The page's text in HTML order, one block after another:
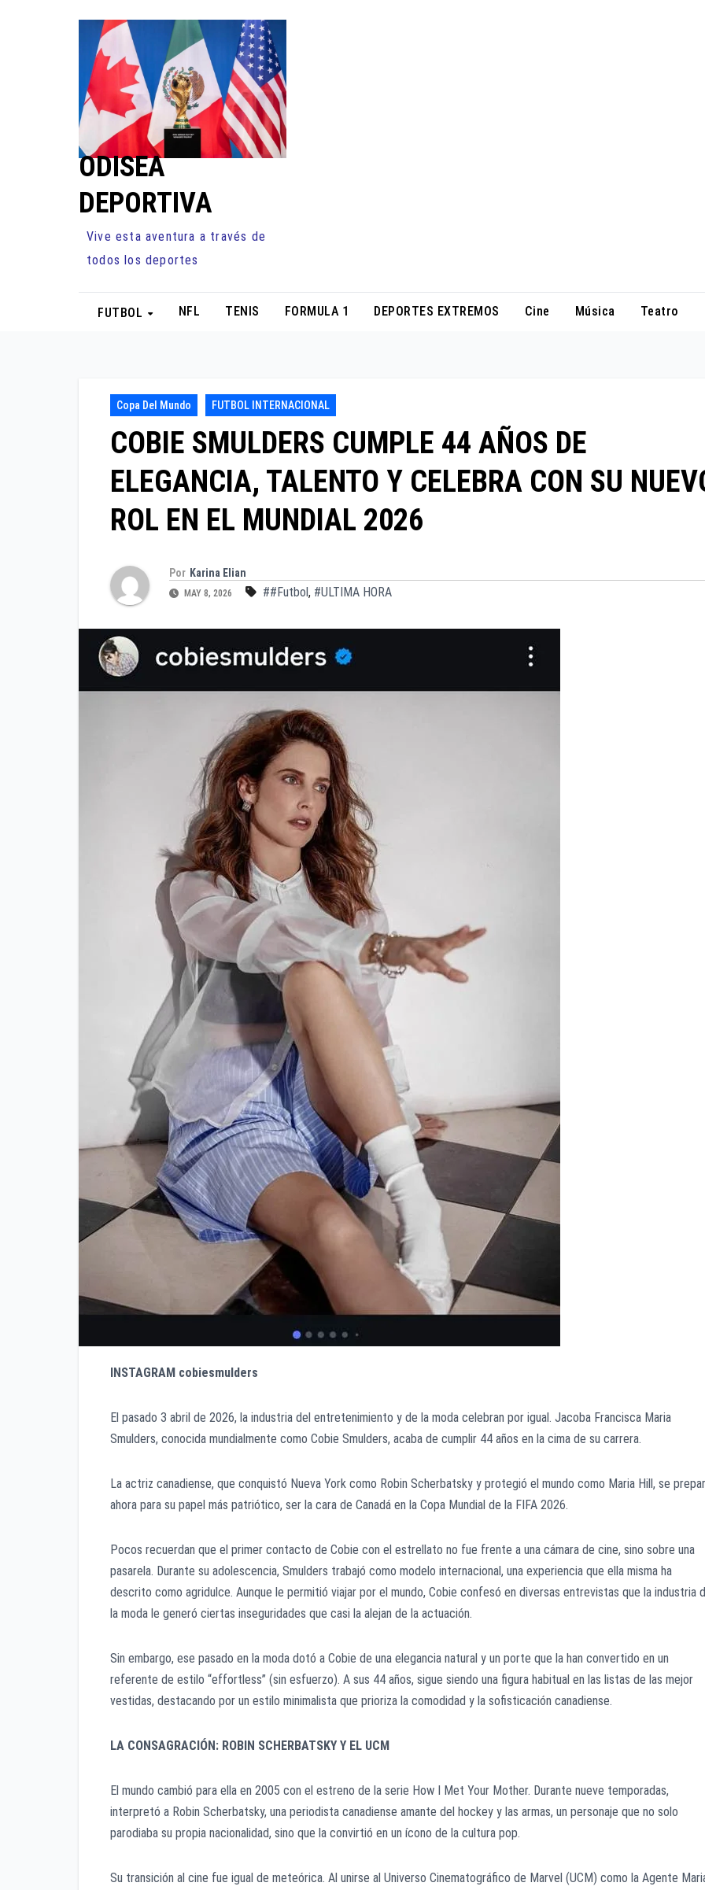
ODISEA
DEPORTIVA
Vive esta aventura a través de
todos los deportes
FUTBOL NFL TENIS FORMULA 1 DEPORTES EXTREMOS Cine Música Teatro
Copa Del Mundo FUTBOL INTERNACIONAL
COBIE SMULDERS CUMPLE 44 AÑOS DE
ELEGANCIA, TALENTO Y CELEBRA CON SU
ROL EN EL MUNDIAL 2026
Por Karina Elian
MAY 8, 2026 ##Futbol, #ULTIMA HORA
INSTAGRAM cobiesmulders
El pasado 3 abril de 2026, la industria del entretenimiento y de la moda celebran por igual. Jacoba Francisca Maria
Smulders, conocida mundialmente como Cobie Smulders, acaba de cumplir 44 años en la cima de su carrera.
La actriz canadiense, que conquistó Nueva York como Robin Scherbatsky y protegió el mundo como Maria Hill, se
ahora para su papel más patriótico, ser la cara de Canadá en la Copa Mundial de la FIFA 2026.
Pocos recuerdan que el primer contacto de Cobie con el estrellato no fue frente a una cámara de cine, sino sobre una
pasarela. Durante su adolescencia, Smulders trabajó como modelo internacional, una experiencia que ella misma ha
descrito como agridulce. Aunque le permitió viajar por el mundo, Cobie confesó en diversas entrevistas que la industria
la moda le generó ciertas inseguridades que casi la alejan de la actuación.
Sin embargo, ese pasado en la moda dotó a Cobie de una elegancia natural y un porte que la han convertido en un
referente de estilo “effortless” (sin esfuerzo). A sus 44 años, sigue siendo una figura habitual en las listas de las mejor
vestidas, destacando por un estilo minimalista que prioriza la comodidad y la sofisticación canadiense.
LA CONSAGRACIÓN: ROBIN SCHERBATSKY Y EL UCM
El mundo cambió para ella en 2005 con el estreno de la serie How I Met Your Mother. Durante nueve temporadas,
interpretó a Robin Scherbatsky, una periodista canadiense amante del hockey y las armas, un personaje que no solo
parodiaba su propia nacionalidad, sino que la convirtió en un ícono de la cultura pop.
Su transición al cine fue igual de meteórica. Al unirse al Universo Cinematográfico de Marvel (UCM) como la Agente